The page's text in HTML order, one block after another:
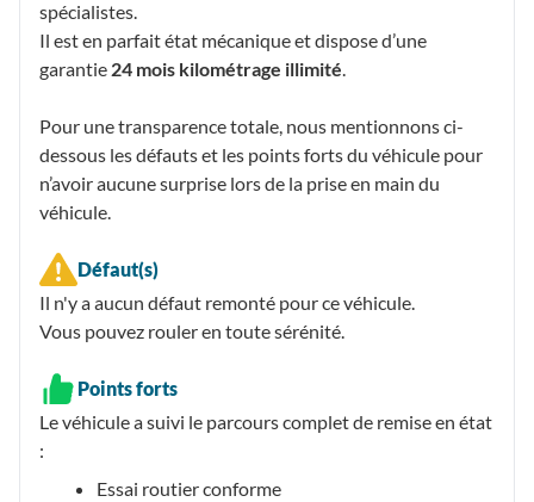
spécialistes.
Il est en parfait état mécanique et dispose d’une
garantie 24 mois kilométrage illimité.
Pour une transparence totale, nous mentionnons ci-
dessous les défauts et les points forts du véhicule pour
n’avoir aucune surprise lors de la prise en main du
véhicule.
Défaut(s)
Il n'y a aucun défaut remonté pour ce véhicule.
Vous pouvez rouler en toute sérénité.
Points forts
Le véhicule a suivi le parcours complet de remise en état
:
Essai routier conforme